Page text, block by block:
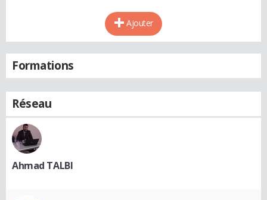
Ajouter
Formations
Réseau
Ahmad TALBI